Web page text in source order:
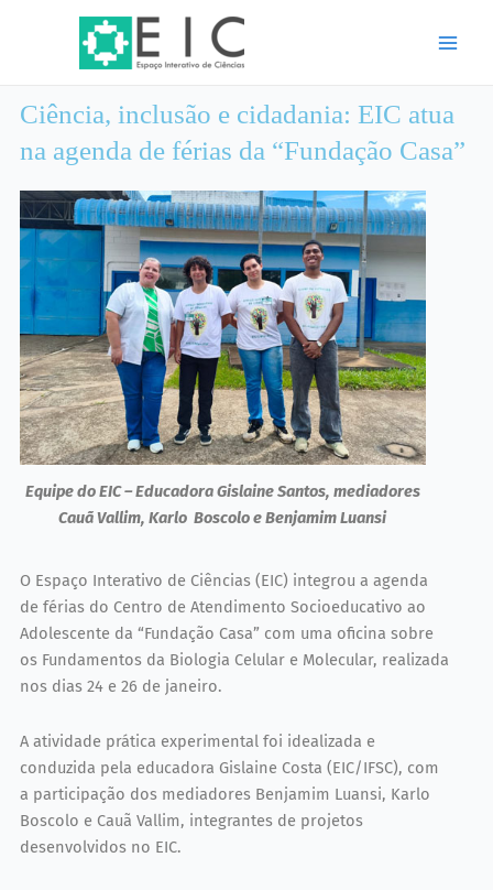
Ciência, inclusão e cidadania: EIC atua
na agenda de férias da “Fundação Casa”
Equipe do EIC – Educadora Gislaine Santos, mediadores
Cauã Vallim, Karlo Boscolo e Benjamim Luansi
O Espaço Interativo de Ciências (EIC) integrou a agenda
de férias do Centro de Atendimento Socioeducativo ao
Adolescente da “Fundação Casa” com uma oficina sobre
os Fundamentos da Biologia Celular e Molecular, realizada
nos dias 24 e 26 de janeiro.
A atividade prática experimental foi idealizada e
conduzida pela educadora Gislaine Costa (EIC/IFSC), com
a participação dos mediadores Benjamim Luansi, Karlo
Boscolo e Cauã Vallim, integrantes de projetos
desenvolvidos no EIC.